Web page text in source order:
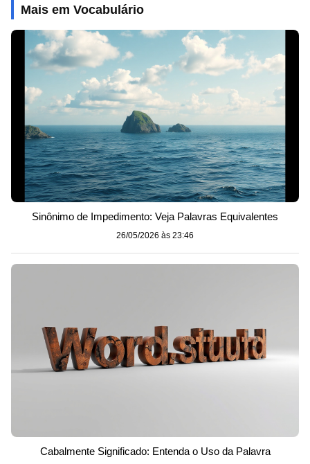
Mais em Vocabulário
Sinônimo de Impedimento: Veja Palavras Equivalentes
26/05/2026 às 23:46
Cabalmente Significado: Entenda o Uso da Palavra